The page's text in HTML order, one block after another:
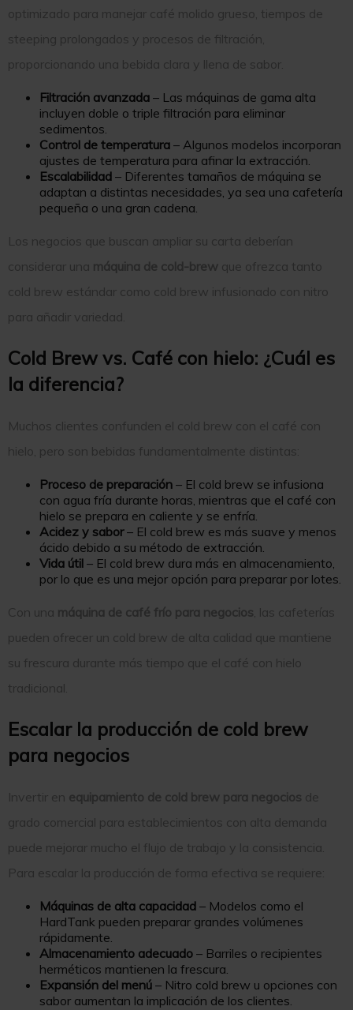
optimizado para manejar café molido grueso, tiempos de
steeping prolongados y procesos de filtración,
proporcionando una bebida clara y llena de sabor.
Filtración avanzada – Las máquinas de gama alta
incluyen doble o triple filtración para eliminar
sedimentos.
Control de temperatura – Algunos modelos incorporan
ajustes de temperatura para afinar la extracción.
Escalabilidad – Diferentes tamaños de máquina se
adaptan a distintas necesidades, ya sea una cafetería
pequeña o una gran cadena.
Los negocios que buscan ampliar su carta deberían
considerar una máquina de cold-brew que ofrezca tanto
cold brew estándar como cold brew infusionado con nitro
para añadir variedad.
Cold Brew vs. Café con hielo: ¿Cuál es
la diferencia?
Muchos clientes confunden el cold brew con el café con
hielo, pero son bebidas fundamentalmente distintas:
Proceso de preparación – El cold brew se infusiona
con agua fría durante horas, mientras que el café con
hielo se prepara en caliente y se enfría.
Acidez y sabor– El cold brew es más suave y menos
ácido debido a su método de extracción.
Vida útil – El cold brew dura más en almacenamiento,
por lo que es una mejor opción para preparar por lotes.
Con una máquina de café frío para negocios, las cafeterías
pueden ofrecer un cold brew de alta calidad que mantiene
su frescura durante más tiempo que el café con hielo
tradicional.
Escalar la producción de cold brew
para negocios
Invertir en equipamiento de cold brew para negocios de
grado comercial para establecimientos con alta demanda
puede mejorar mucho el flujo de trabajo y la consistencia.
Para escalar la producción de forma efectiva se requiere:
Máquinas de alta capacidad – Modelos como el
HardTank pueden preparar grandes volúmenes
rápidamente.
Almacenamiento adecuado – Barriles o recipientes
herméticos mantienen la frescura.
Expansión del menú – Nitro cold brew u opciones con
sabor aumentan la implicación de los clientes.